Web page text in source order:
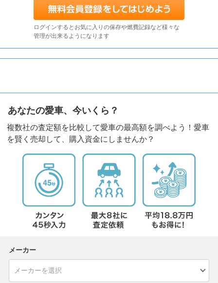
ログインするとお気に入りの保存や燃費記録など様々な
管理が出来るようになります
あなたの愛車、今いくら？
複数社の査定額を比較して愛車の最高額を調べよう！愛車
を賢く売却して、購入資金にしませんか？
メーカー